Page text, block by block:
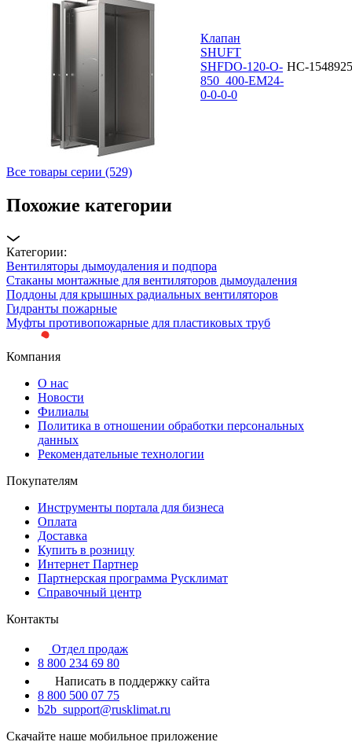
Клапан
SHUFT
SHFDO-120-O-
850_400-EM24-
0-0-0-0
НС-1548925
Все товары серии (529)
Похожие категории
Категории:
Вентиляторы дымоудаления и подпора
Стаканы монтажные для вентиляторов дымоудаления
Поддоны для крышных радиальных вентиляторов
Гидранты пожарные
Муфты противопожарные для пластиковых труб
Компания
О нас
Новости
Филиалы
Политика в отношении обработки персональных
данных
Рекомендательные технологии
Покупателям
Инструменты портала для бизнеса
Оплата
Доставка
Купить в розницу
Интернет Партнер
Партнерская программа Русклимат
Справочный центр
Контакты
Отдел продаж
8 800 234 69 80
Написать в поддержку сайта
8 800 500 07 75
b2b_support@rusklimat.ru
Скачайте наше мобильное приложение